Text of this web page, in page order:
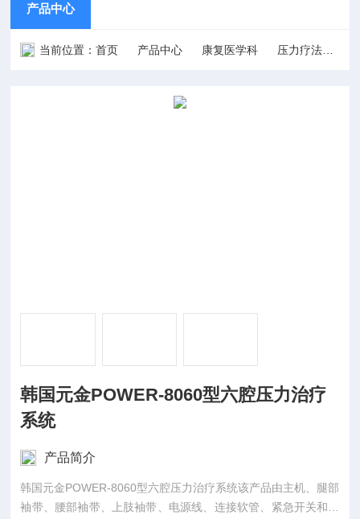
产品中心
当前位置：首页 产品中心 康复医学科 压力疗法
韩国元金POWER-8060型六腔压力治疗
系统
产品简介
韩国元金POWER-8060型六腔压力治疗系统该产品由主机、腿部
袖带、腰部袖带、上肢袖带、电源线、连接软管、紧急开关和操